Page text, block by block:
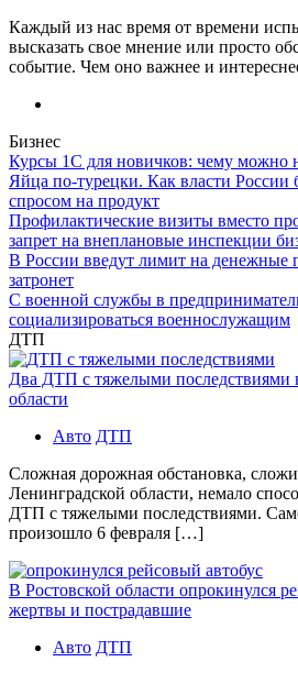
Каждый из нас время от времени
высказать свое мнение или просто
событие. Чем оно важнее и
Бизнес
Курсы 1С для новичков: чему можно
Яйца по-турецки. Как власти
спросом на продукт
Профилактические визиты вместо
запрет на внеплановые инспекции
В России введут лимит на денежные
затронет
С военной службы в
социализироваться военнослужащим
ДТП
Два ДТП с тяжелыми последствиями
области
Авто ДТП
Сложная дорожная обстановка,
Ленинградской области, немало
ДТП с тяжелыми последствиями.
произошло 6 февраля […]
В Ростовской области опрокинулся
жертвы и пострадавшие
Авто ДТП